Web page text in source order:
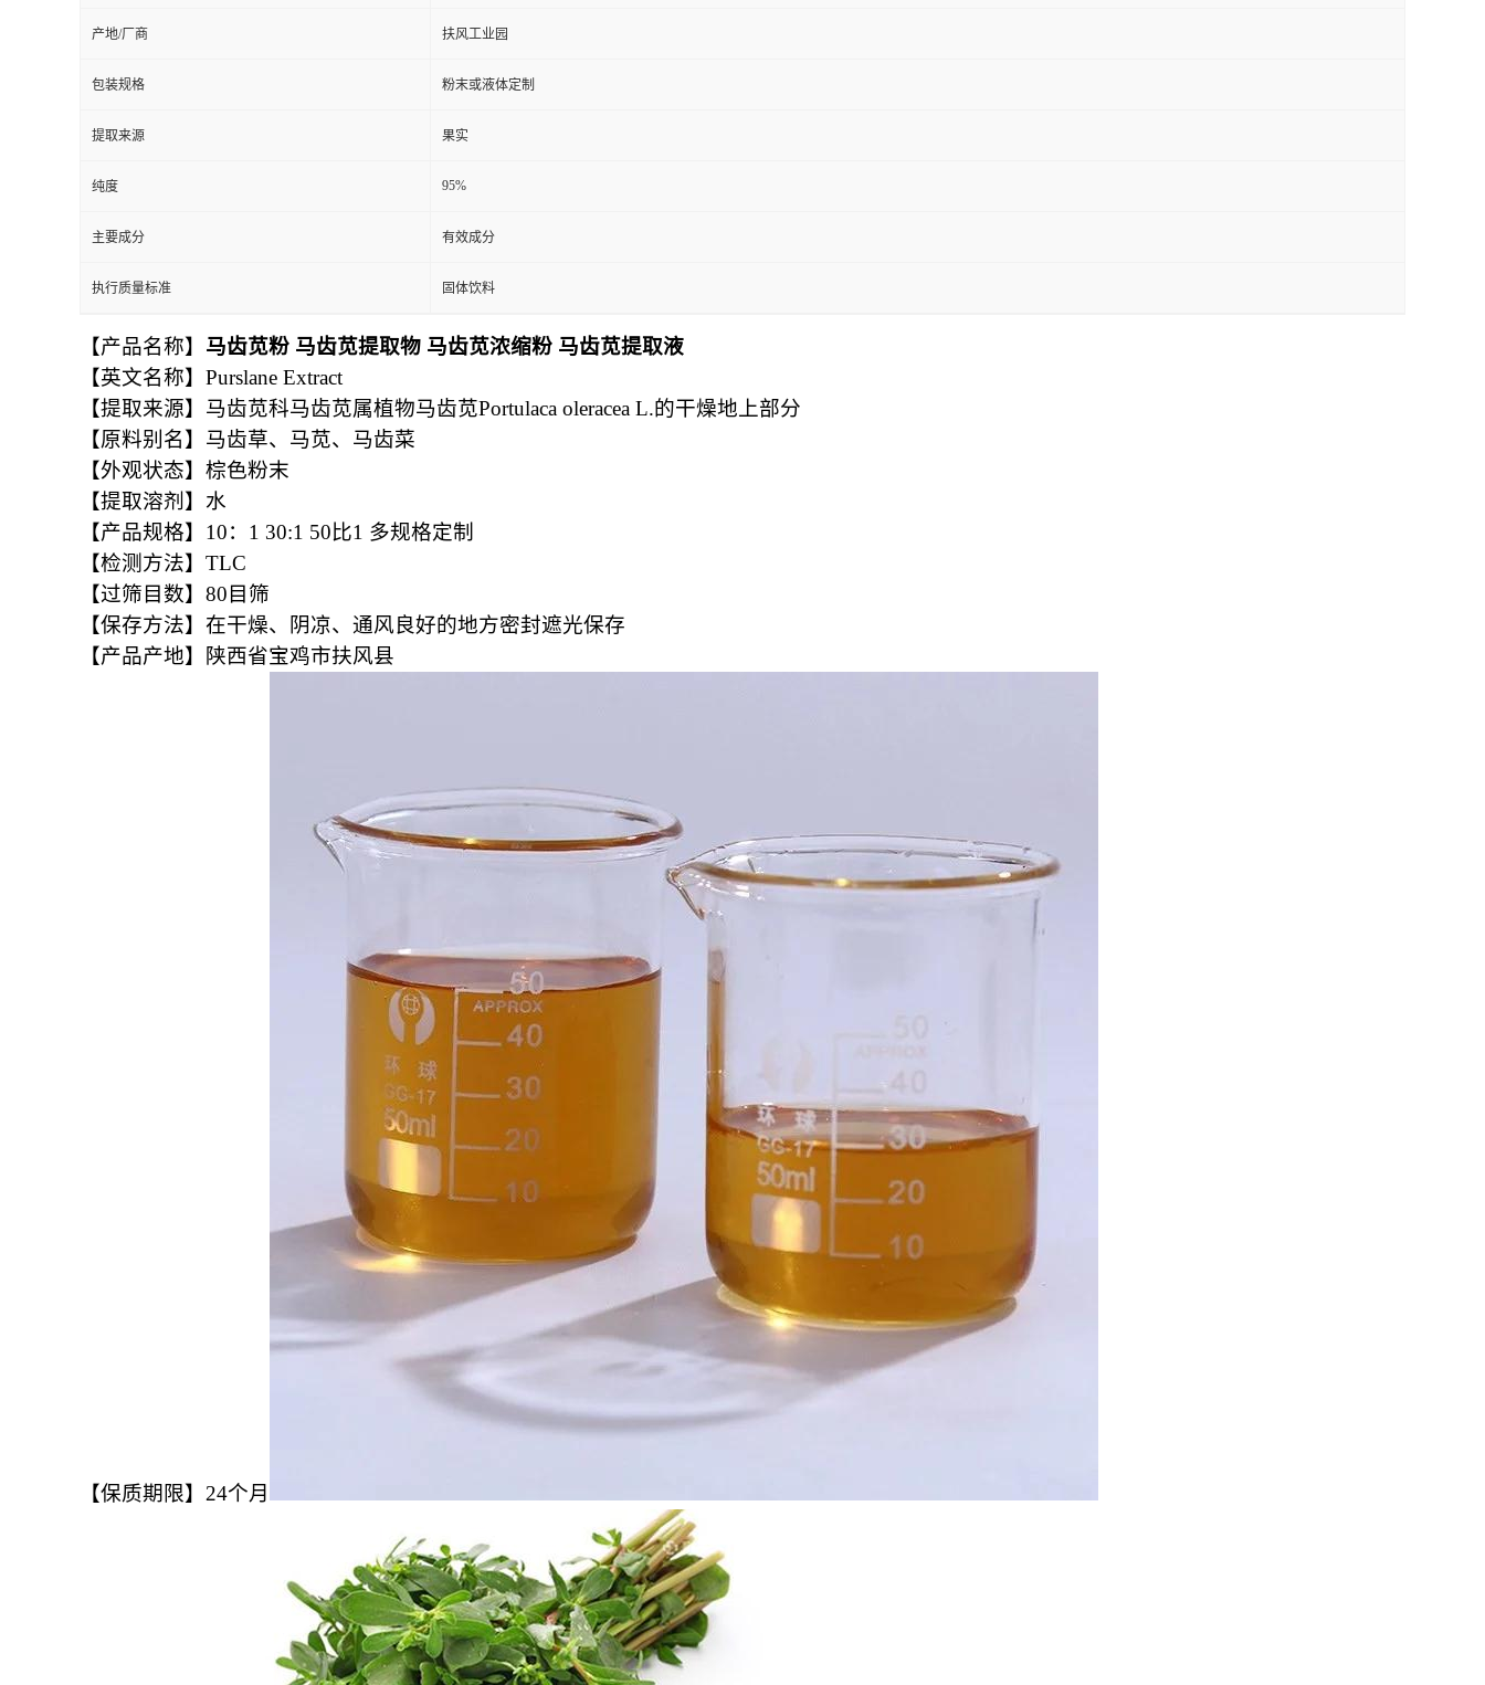
产地/厂商 扶风工业园
包装规格 粉末或液体定制
提取来源 果实
纯度 95%
主要成分 有效成分
执行质量标准 固体饮料
【产品名称】 马齿苋粉 马齿苋提取物 马齿苋浓缩粉 马齿苋提取液
【英文名称】Purslane Extract
【提取来源】马齿苋科马齿苋属植物马齿苋Portulaca oleracea L.的干燥地上部分
【原料别名】马齿草、马苋、马齿菜
【外观状态】棕色粉末
【提取溶剂】水
【产品规格】10：1 30:1 50比1 多规格定制
【检测方法】TLC
【过筛目数】80目筛
【保存方法】在干燥、阴凉、通风良好的地方密封遮光保存
【产品产地】陕西省宝鸡市扶风县
【保质期限】24个月